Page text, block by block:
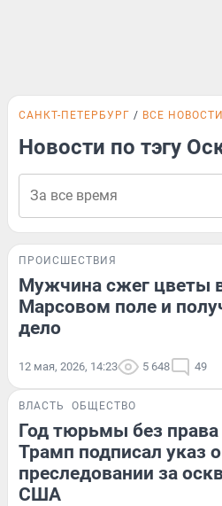
САНКТ-ПЕТЕРБУРГ ВСЕ НОВОСТИ
Новости по тэгу
ПРОИСШЕСТВИЯ
Мужчина сжег цветы
Марсовом поле и
дело
12 мая, 2026, 14:23 5 648 49
ВЛАСТЬ ОБЩЕСТВО
Год тюрьмы без права
Трамп подписал указ
преследовании за
США